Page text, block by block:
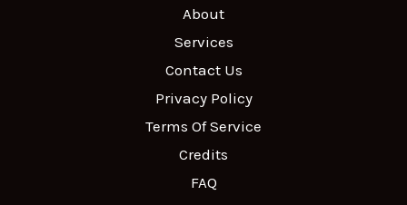
About
Services
Contact Us
Privacy Policy
Terms Of Service
Credits
FAQ